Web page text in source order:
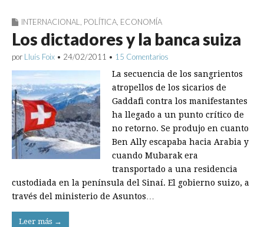
INTERNACIONAL POLÍTICA ECONOMÍA
Los dictadores y la banca suiza
por Lluís Foix • 24/02/2011 • 15 Comentarios
La secuencia de los sangrientos
atropellos de los sicarios de
Gaddafi contra los manifestantes
ha llegado a un punto crítico de
no retorno. Se produjo en cuanto
Ben Ally escapaba hacia Arabia y
cuando Mubarak era
transportado a una residencia
custodiada en la península del Sinaí. El gobierno suizo, a
través del ministerio de Asuntos…
Leer más →